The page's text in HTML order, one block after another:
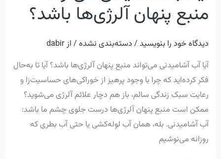
منبع پنهان آلرژی‌ها باشد؟
دیدگاه‌ خود را بنویسید/دسته‌بندی نشده/ ازdabir
آیا آب آشامیدنی می‌تواند منبع پنهان آلرژی‌ها باشد؟ آیا تا به‌حال
فکر کرده‌اید که چرا با وجود پرهیز از خوراکی‌های حساسیت‌زا و
رعایت سبک زندگی سالم، باز هم دچار علائم آلرژی می‌شوید؟
ممکن است منبع پنهان آلرژی‌ها درست جلوی چشم ما باشد:
آب آشامیدنی. بله، همان آب لوله‌کشی یا حتی آب بطری که
روزانه می‌نوشیم